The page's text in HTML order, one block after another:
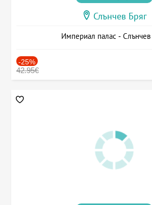
Слънчев Бряг
Империал палас - Слънчев
-25%
42.95€